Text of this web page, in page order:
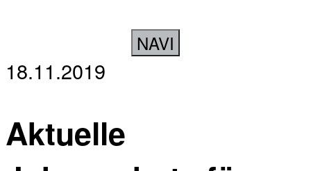
NAVI
18.11.2019
Aktuelle